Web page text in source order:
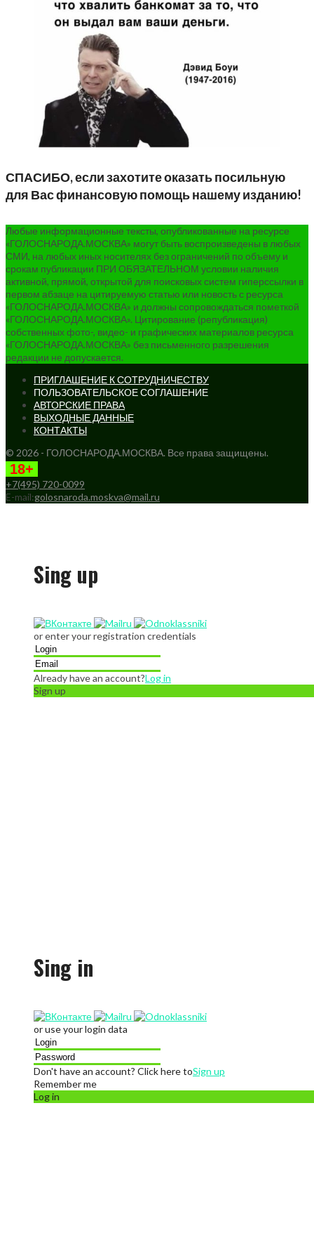
СПАСИБО, если захотите оказать посильную
для Вас финансовую помощь нашему изданию!
Любые информационные тексты, опубликованные на ресурсе
«ГОЛОСНАРОДА.МОСКВА» могут быть воспроизведены в любых
СМИ, на любых иных носителях без ограничений по объему и
срокам публикации ПРИ ОБЯЗАТЕЛЬНОМ условии наличия
активной, прямой, открытой для поисковых систем гиперссылки в
первом абзаце на цитируемую статью или новость с ресурса
«ГОЛОСНАРОДА.МОСКВА» и должны сопровождаться пометкой
«ГОЛОСНАРОДА.МОСКВА». Цитирование (републикация)
собственных фото-, видео- и графических материалов ресурса
«ГОЛОСНАРОДА.МОСКВА» без письменного разрешения
редакции не допускается.
ПРИГЛАШЕНИЕ К СОТРУДНИЧЕСТВУ
ПОЛЬЗОВАТЕЛЬСКОЕ СОГЛАШЕНИЕ
АВТОРСКИЕ ПРАВА
ВЫХОДНЫЕ ДАННЫЕ
КОНТАКТЫ
© 2026 - ГОЛОСНАРОДА.МОСКВА. Все права защищены.
18+
+7(495) 720-0099
E-mail:golosnaroda.moskva@mail.ru
Sing up
or enter your registration credentials
Already have an account?Log in
Sign up
Sing in
or use your login data
Don't have an account? Click here toSign up
Remember me
Log in